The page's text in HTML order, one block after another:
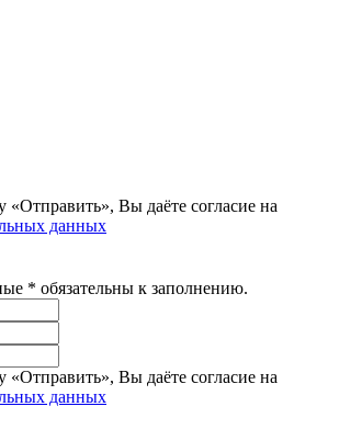
Вы даёте согласие на
данных
* обязательны к заполнению.
Вы даёте согласие на
данных